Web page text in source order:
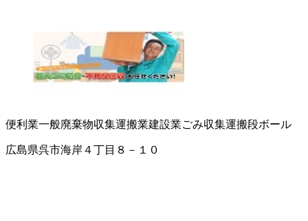
便利業一般廃棄物収集運搬業建設業ごみ収集運搬段ボール
広島県呉市海岸４丁目８－１０